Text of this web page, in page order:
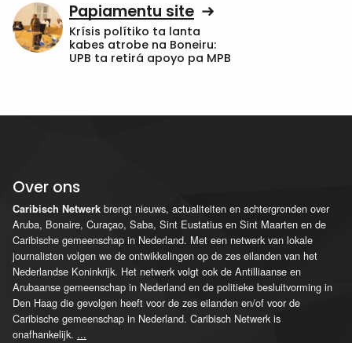
Papiamentu site
Krísis polítiko ta lanta
kabes atrobe na Boneiru:
UPB ta retirá apoyo pa MPB
Over ons
Caribisch Netwerk brengt nieuws, actualiteiten en achtergronden over
Aruba, Bonaire, Curaçao, Saba, Sint Eustatius en Sint Maarten en de
Caribische gemeenschap in Nederland. Met een netwerk van lokale
journalisten volgen we de ontwikkelingen op de zes eilanden van het
Nederlandse Koninkrijk. Het netwerk volgt ook de Antilliaanse en
Arubaanse gemeenschap in Nederland en de politieke besluitvorming in
Den Haag die gevolgen heeft voor de zes eilanden en/of voor de
Caribische gemeenschap in Nederland. Caribisch Netwerk is
onafhankelijk. ...